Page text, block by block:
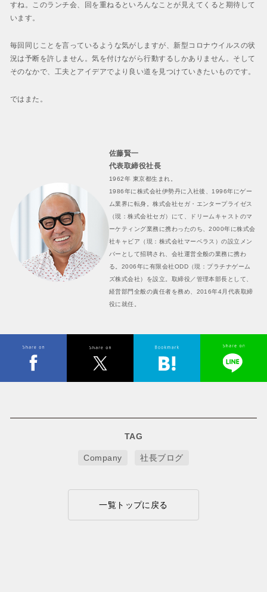
すね。このランチ会、回を重ねるといろんなことが見えてくると期待して
います。
毎回同じことを言っているような気がしますが、新型コロナウイルスの状
況は予断を許しません。気を付けながら行動するしかありません。そして
そのなかで、工夫とアイデアでより良い道を見つけていきたいものです。
ではまた。
佐藤賢一
代表取締役社長
1962年 東京都生まれ。
1986年に株式会社伊勢丹に入社後、1996年にゲー
ム業界に転身。株式会社セガ・エンタープライゼス
（現：株式会社セガ）にて、ドリームキャストのマ
ーケティング業務に携わったのち、2000年に株式会
社キャビア（現：株式会社マーベラス）の設立メン
バーとして招聘され、会社運営全般の業務に携わ
る。2006年に有限会社ODD（現：プラチナゲーム
ズ株式会社）を設立。取締役／管理本部長として、
経営部門全般の責任者を務め、2016年4月代表取締
役に就任。
TAG
Company 社長ブログ
一覧トップに戻る